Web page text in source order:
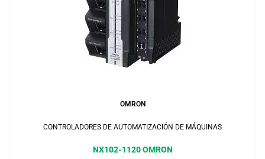
OMRON
CONTROLADORES DE AUTOMATIZACIÓN DE MÁQUINAS
NX102-1120 OMRON